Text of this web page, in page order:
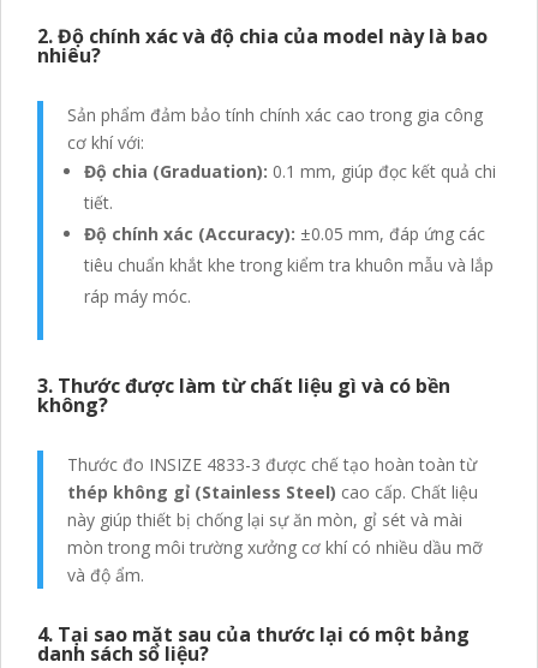
2. Độ chính xác và độ chia của model này là bao
nhiêu?
Sản phẩm đảm bảo tính chính xác cao trong gia công
cơ khí với:
Độ chia (Graduation): 0.1 mm, giúp đọc kết quả chi
tiết.
Độ chính xác (Accuracy): ±0.05 mm, đáp ứng các
tiêu chuẩn khắt khe trong kiểm tra khuôn mẫu và lắp
ráp máy móc.
3. Thước được làm từ chất liệu gì và có bền
không?
Thước đo INSIZE 4833-3 được chế tạo hoàn toàn từ
thép không gỉ (Stainless Steel) cao cấp. Chất liệu
này giúp thiết bị chống lại sự ăn mòn, gỉ sét và mài
mòn trong môi trường xưởng cơ khí có nhiều dầu mỡ
và độ ẩm.
4. Tại sao mặt sau của thước lại có một bảng
danh sách số liệu?